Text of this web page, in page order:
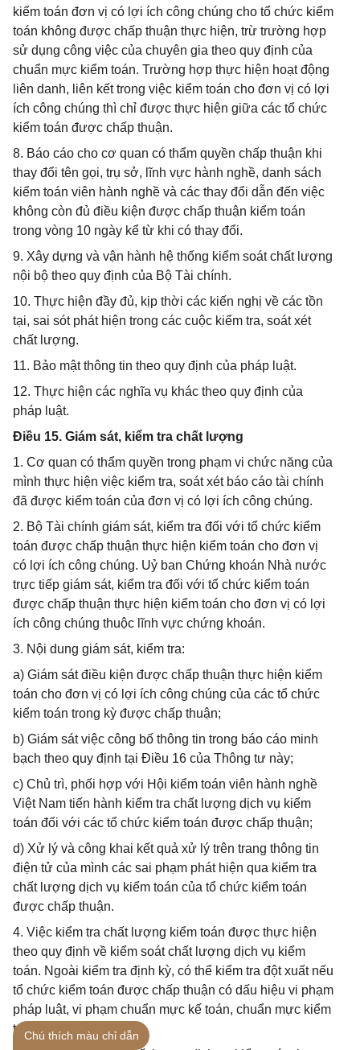
kiểm toán đơn vị có lợi ích công chúng cho tổ chức kiểm
toán không được chấp thuận thực hiện, trừ trường hợp
sử dụng công việc của chuyên gia theo quy định của
chuẩn mực kiểm toán. Trường hợp thực hiện hoạt động
liên danh, liên kết trong việc kiểm toán cho đơn vị có lợi
ích công chúng thì chỉ được thực hiện giữa các tổ chức
kiểm toán được chấp thuận.
8. Báo cáo cho cơ quan có thẩm quyền chấp thuận khi
thay đổi tên gọi, trụ sở, lĩnh vực hành nghề, danh sách
kiểm toán viên hành nghề và các thay đổi dẫn đến việc
không còn đủ điều kiện được chấp thuận kiểm toán
trong vòng 10 ngày kể từ khi có thay đổi.
9. Xây dựng và vận hành hệ thống kiểm soát chất lượng
nội bộ theo quy định của Bộ Tài chính.
10. Thực hiện đầy đủ, kịp thời các kiến nghị về các tồn
tại, sai sót phát hiện trong các cuộc kiểm tra, soát xét
chất lượng.
11. Bảo mật thông tin theo quy định của pháp luật.
12. Thực hiện các nghĩa vụ khác theo quy định của
pháp luật.
Điều 15. Giám sát, kiểm tra chất lượng
1. Cơ quan có thẩm quyền trong phạm vi chức năng của
mình thực hiện việc kiểm tra, soát xét báo cáo tài chính
đã được kiểm toán của đơn vị có lợi ích công chúng.
2. Bộ Tài chính giám sát, kiểm tra đối với tổ chức kiểm
toán được chấp thuận thực hiện kiểm toán cho đơn vị
có lợi ích công chúng. Uỷ ban Chứng khoán Nhà nước
trực tiếp giám sát, kiểm tra đối với tổ chức kiểm toán
được chấp thuận thực hiện kiểm toán cho đơn vị có lợi
ích công chúng thuộc lĩnh vực chứng khoán.
3. Nội dung giám sát, kiểm tra:
a) Giám sát điều kiện được chấp thuận thực hiện kiểm
toán cho đơn vị có lợi ích công chúng của các tổ chức
kiểm toán trong kỳ được chấp thuận;
b) Giám sát việc công bố thông tin trong báo cáo minh
bạch theo quy định tại Điều 16 của Thông tư này;
c) Chủ trì, phối hợp với Hội kiểm toán viên hành nghề
Việt Nam tiến hành kiểm tra chất lượng dịch vụ kiểm
toán đối với các tổ chức kiểm toán được chấp thuận;
d) Xử lý và công khai kết quả xử lý trên trang thông tin
điện tử của mình các sai phạm phát hiện qua kiểm tra
chất lượng dịch vụ kiểm toán của tổ chức kiểm toán
được chấp thuận.
4. Việc kiểm tra chất lượng kiểm toán được thực hiện
theo quy định về kiểm soát chất lượng dịch vụ kiểm
toán. Ngoài kiểm tra định kỳ, có thể kiểm tra đột xuất nếu
tổ chức kiểm toán được chấp thuận có dấu hiệu vi phạm
pháp luật, vi phạm chuẩn mực kế toán, chuẩn mực kiểm
toán.Chú thích màu chỉ dẫn